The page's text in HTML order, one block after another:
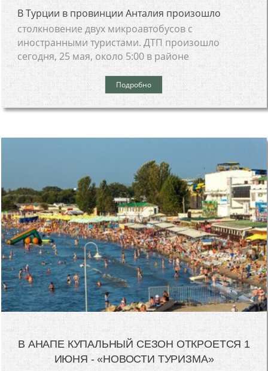
В Турции в провинции Анталия произошло
столкновение двух микроавтобусов с
иностранными туристами. ДТП произошло
сегодня, 25 мая, около 5:00 в районе
Подробно
В АНАПЕ КУПАЛЬНЫЙ СЕЗОН ОТКРОЕТСЯ 1
ИЮНЯ - «НОВОСТИ ТУРИЗМА»